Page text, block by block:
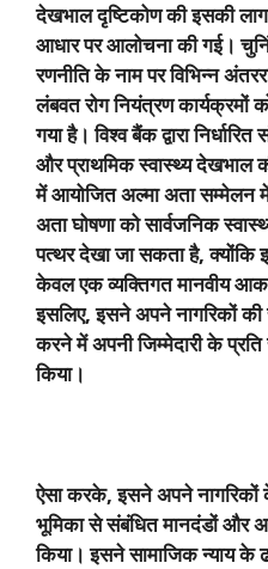
देखभाल दृष्टिकोण की इसकी
आधार पर आलोचना की गई।
रणनीति के नाम पर विभिन्न
लंबवत रोग नियंत्रण कार्यक्रमों
गया है। विश्व बैंक द्वारा
औरप्राथमिक स्वास्थ्य देखभाल
में आयोजित अल्मा अता सम्मेलन में
अता घोषणा को सार्वजनिक
पत्थर देखा जा सकता है,क्योंकि
केवल एक व्यक्तिगत मानवीय
इसलिए,इसने अपने नागरिकों
करने में अपनी जिम्मेदारी के
किया।
ऐसा करके,इसने अपने नागरिकों
भूमिका से संबंधित मानदंडों और
किया। इसने सामाजिक न्याय के